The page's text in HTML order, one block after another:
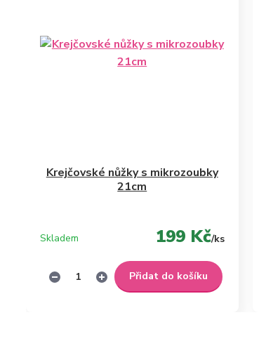
Krejčovské nůžky s mikrozoubky
21cm
199 Kč/ks
Skladem
Přidat do košíku